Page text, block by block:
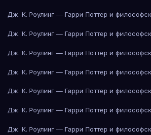
Дж. К. Роулинг — Гарри Поттер и
Дж. К. Роулинг — Гарри Поттер и
Дж. К. Роулинг — Гарри Поттер и
Дж. К. Роулинг — Гарри Поттер и
Дж. К. Роулинг — Гарри Поттер и
Дж. К. Роулинг — Гарри Поттер и
Дж. К. Роулинг — Гарри Поттер и